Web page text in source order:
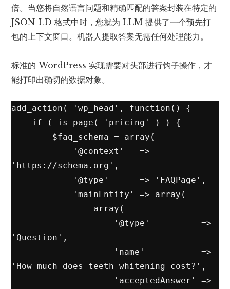
倍。当您将自然语言问题和精确匹配的答案封装在特定的
JSON-LD 格式中时，您就为 LLM 提供了一个预先打
包的上下​​文窗口。机器人提取答案无需任何处理能力。
标准的 WordPress 实现需要对头部进行钩子操作，才
能打印出确切的数据对象。
add_action( 'wp_head', function() {
'https://schema.org',
'Question',
'How much does teeth whitening cost?',